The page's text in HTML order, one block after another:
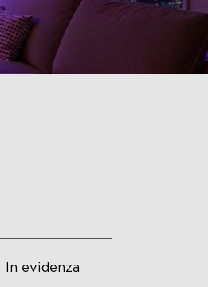
In evidenza